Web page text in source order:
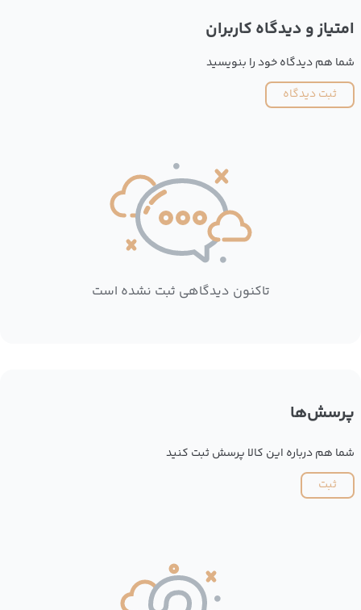
امتیاز و دیدگاه کاربران
شما هم دیدگاه خود را بنویسید
ثبت دیدگاه
تاکنون دیدگاهی ثبت نشده است
پرسش‌ها
شما هم درباره این کالا پرسش ثبت کنید
ثبت